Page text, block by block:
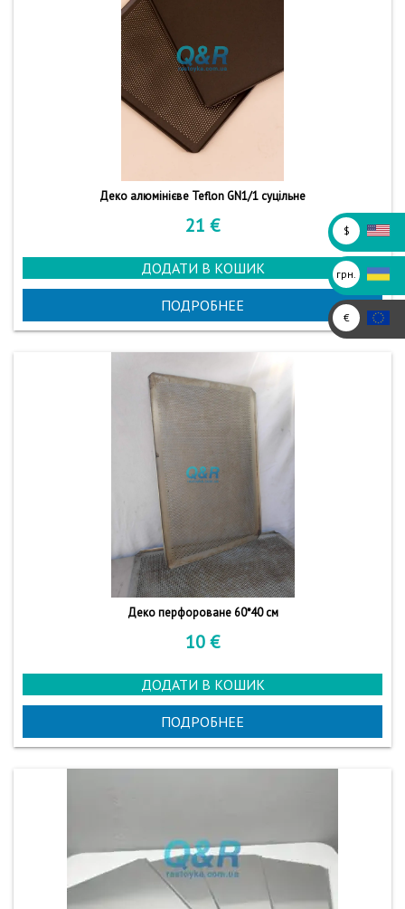
Деко алюмінієве Teflon GN1/1 суцільне
21 €
ДОДАТИ В КОШИК
ПОДРОБНЕЕ
Деко перфороване 60*40 см
10€
ДОДАТИ В КОШИК
ПОДРОБНЕЕ
$
грн.
€